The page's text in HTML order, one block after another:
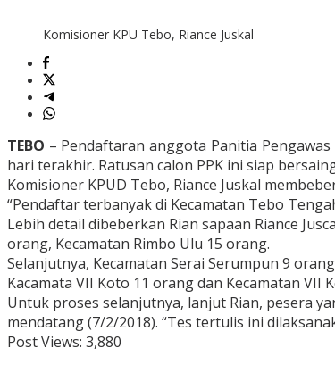
Komisioner KPU Tebo, Riance Juskal
TEBO – Pendaftaran anggota Panitia
hari terakhir. Ratusan calon PPK ini siap
Komisioner KPUD Tebo, Riance Juskal
“Pendaftar terbanyak di Kecamatan Tebo
Lebih detail dibeberkan Rian sapaan Riance
orang, Kecamatan Rimbo Ulu 15 orang.
Selanjutnya, Kecamatan Serai Serumpun 9
Kacamata VII Koto 11 orang dan Kecamatan VII
Untuk proses selanjutnya, lanjut Rian, pesera
mendatang (7/2/2018). “Tes tertulis ini
Post Views: 3,880